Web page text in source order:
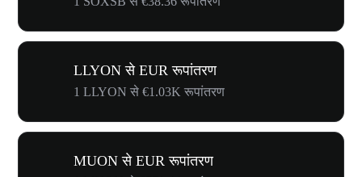
LLYON से EUR रूपांतरण
1 LLYON से €1.03K रूपांतरण
MUON से EUR रूपांतरण